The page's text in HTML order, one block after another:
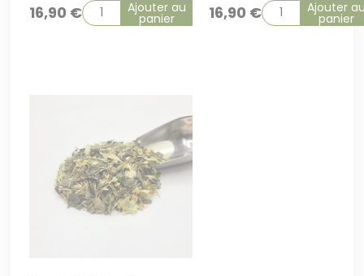
16,90 € Ajouter au
panier 16,90 € Ajouter
panier